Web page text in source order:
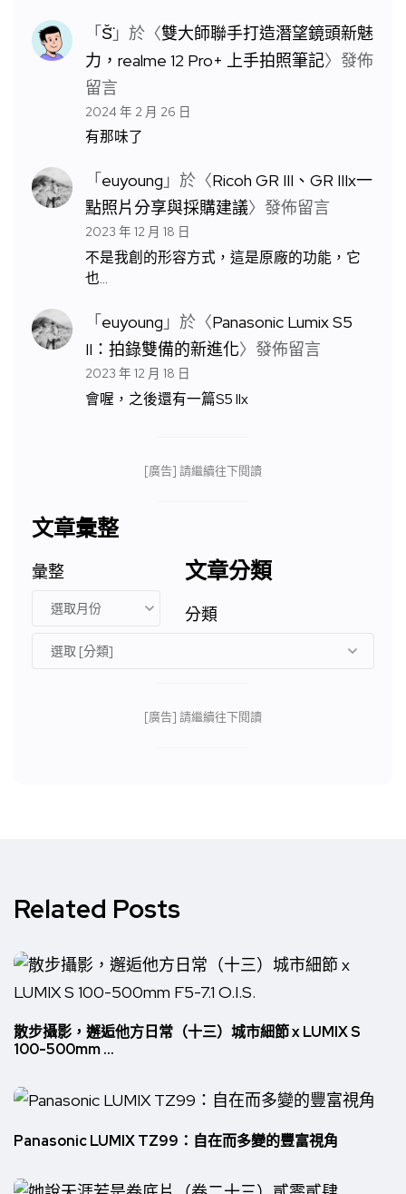
「S̆̈」於〈雙大師聯手打造潛望鏡頭新魅
力，realme 12 Pro+ 上手拍照筆記〉發佈
留言
2024 年 2 月 26 日
有那味了
「euyoung 」於〈Ricoh GR III、GR IIIx一
點照片分享與採購建議〉發佈留言
2023 年 12 月 18 日
不是我創的形容方式，這是原廠的功能，它
也…
「euyoung 」於〈Panasonic Lumix S5
II：拍錄雙備的新進化〉發佈留言
2023 年 12 月 18 日
會喔，之後還有一篇S5 IIx
[廣告] 請繼續往下閱讀
文章彙整
彙整 文章分類
分類
[廣告] 請繼續往下閱讀
Related Posts
散步攝影，邂逅他方日常（十三）城市細節 x LUMIX S
100-500mm ...
Panasonic LUMIX TZ99：自在而多變的豐富視角